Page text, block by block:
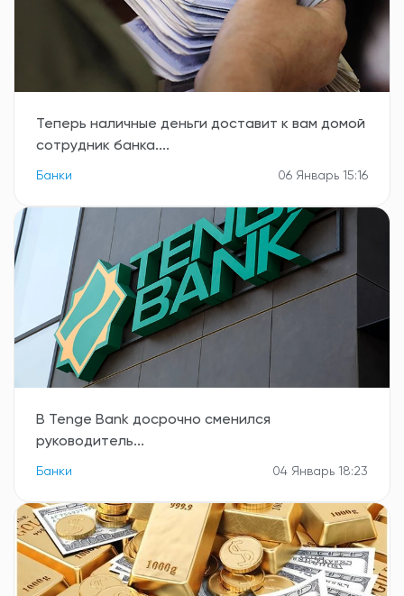
Теперь наличные деньги доставит к вам домой
сотрудник банка....
Банки 06 Январь 15:16
В Tenge Bank досрочно сменился
руководитель...
Банки 04 Январь 18:23